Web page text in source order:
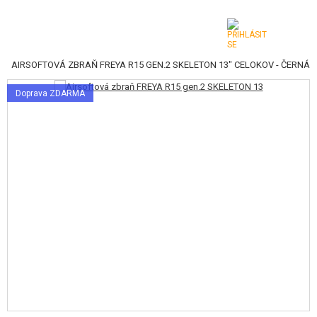
KATEGORIE
AIRSOFTOVÉ ZBRANĚ
AIRSOFTOVÁ ZBRAŇ FREYA R15 GEN.2 SKELETON 13" CELOKOV - ČERNÁ
Doprava ZDARMA